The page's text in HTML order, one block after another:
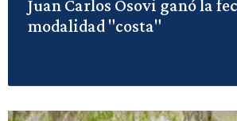
Juan Carlos Osovi ganó la
modalidad "costa"